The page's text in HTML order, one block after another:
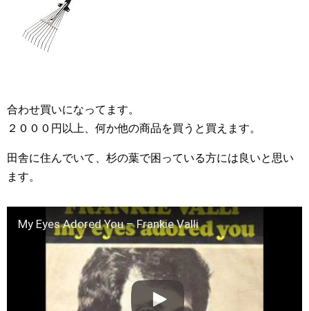
合わせ買いになってます。
２０００円以上、何か他の商品を買うと買えます。
田舎に住んでいて、杉の葉で困っている方には良いと思い
ます。
My Eyes Adored You – Frankie Valli